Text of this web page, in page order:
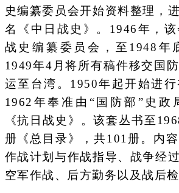
史编纂委员会开始资料整理，
名《中日战史》。1946年，
战史编纂委员会，至1948年
1949年4月将所有稿件移交国
运至台湾。1950年起开始进行
1962年奉准由“国防部”史政
《抗日战史》。该套丛书至
册《总目录》，共101册。内
作战计划与作战指导、战争经
空军作战、后方勤务以及战后检